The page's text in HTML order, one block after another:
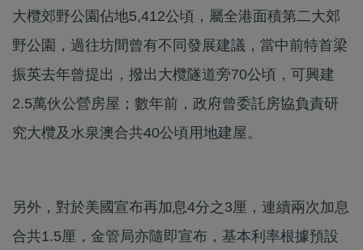
大欖郊野公園佔地5,412公頃，屬全港面積第二大郊
野公園，過往坊間曾有不同發展建議，當中前特首梁
振英去年曾提出，撥出大欖隧道旁70公頃，可興建
2.5萬伙公營房屋；數年前，政府曾委託房協負責研
究大欖及水泉澳合共40公頃用地建屋。
另外，對於美國宣布再加息4分之3厘，連續兩次加息
合共1.5厘，金管局亦隨即宣布，基本利率根據預設